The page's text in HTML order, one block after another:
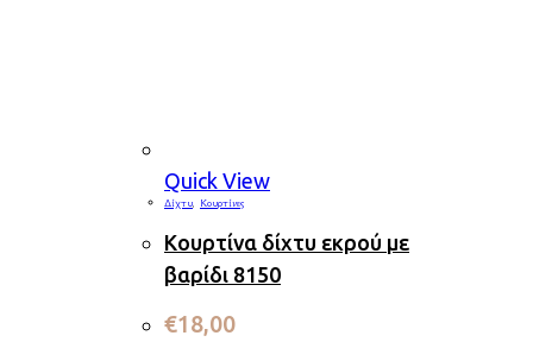
Quick View
Δίχτυ Κουρτίνες
Κουρτίνα δίχτυ εκρού με
βαρίδι 8150
€18,00